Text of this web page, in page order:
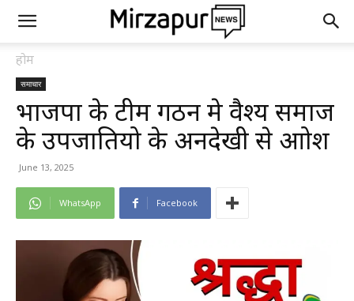
होम
समाचार
भाजपा के टीम गठन मे वैश्य समाज
के उपजातियो के अनदेखी से आक्रोश
June 13, 2025
WhatsApp Facebook